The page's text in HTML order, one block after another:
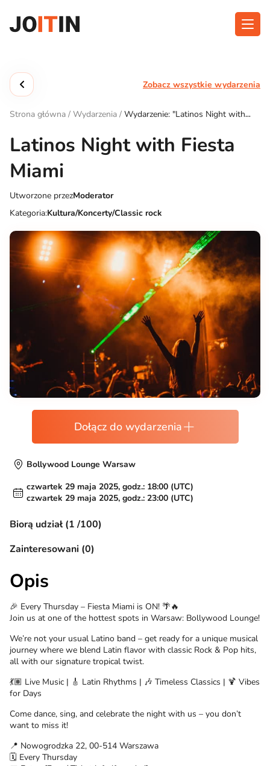
treści
Funkcjonalność
Kontakt
Pobierz aplikację:
Zobacz wszystkie wydarzenia
Strona główna / Wydarzenia / Wydarzenie: "Latinos Night with
Latinos Night with Fiesta
Miami
Utworzone przezModerator
Kategoria:Kultura/Koncerty/Classic rock
Dołącz do wydarzenia
Bollywood Lounge Warsaw
czwartek 29 maja 2025, godz.: 18:00 (UTC)
czwartek 29 maja 2025, godz.: 23:00 (UTC)
Biorą udział (1 /100)
Zainteresowani (0)
Opis
🎉 Every Thursday – Fiesta Miami is ON! 🌴🔥
Join us at one of the hottest spots in Warsaw: Bollywood Lounge!
We’re not your usual Latino band – get ready for a unique musical
journey where we blend Latin flavor with classic Rock & Pop hits,
all with our signature tropical twist.
💃🏽 Live Music | 🎸 Latin Rhythms | 🎶 Timeless Classics | 🍹 Vibes
for Days
Come dance, sing, and celebrate the night with us – you don’t
want to miss it!
📍 Nowogrodzka 22, 00-514 Warszawa
🗓️ Every Thursday